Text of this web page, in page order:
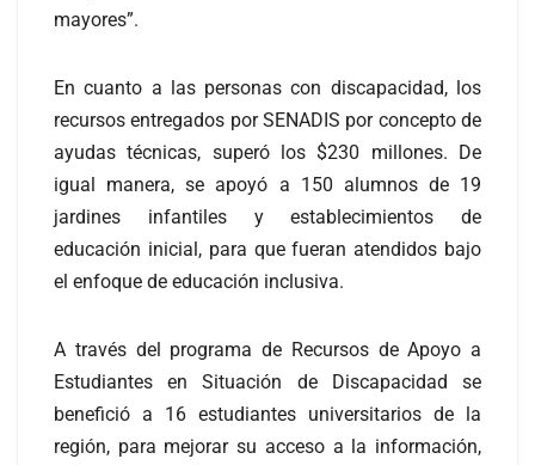
mayores”.
En cuanto a las personas con discapacidad, los
recursos entregados por SENADIS por concepto de
ayudas técnicas, superó los $230 millones. De
igual manera, se apoyó a 150 alumnos de 19
jardines infantiles y establecimientos de
educación inicial, para que fueran atendidos bajo
el enfoque de educación inclusiva.
A través del programa de Recursos de Apoyo a
Estudiantes en Situación de Discapacidad se
benefició a 16 estudiantes universitarios de la
región, para mejorar su acceso a la información,